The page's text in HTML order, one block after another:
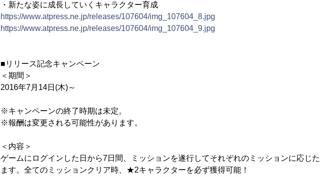
・新たな姿に成長していくキャラクター育成
https://www.atpress.ne.jp/releases/107604/img_107604_8.jpg
https://www.atpress.ne.jp/releases/107604/img_107604_9.jpg
■リリース記念キャンペーン
＜期間＞
2016年7月14日(木)～
※キャンペーンの終了時期は未定。
※報酬は変更される可能性があります。
＜内容＞
ゲームにログインした日から7日間、ミッションを遂行してそれぞれのミッションに応じ
ます。全てのミッションクリア時、★2キャラクターを必ず獲得可能！